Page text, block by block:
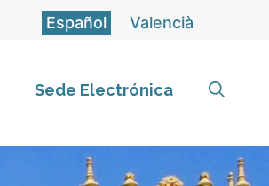
Español Valencià
Sede Electrónica